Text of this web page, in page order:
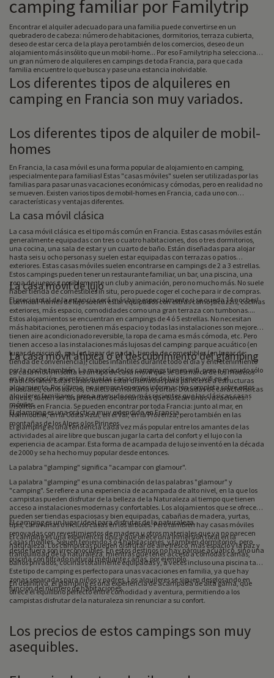
camping familiar por Familytrip
Encontrar el alquiler adecuado para una familia puede convertirse en un
quebradero de cabeza: número de habitaciones, dormitorios, terraza cubierta,
deseo de estar cerca de la playa pero también de los comercios, deseo de un
alojamiento más insólito que un mobil-home... Por eso Familytrip ha seleccionado
un gran número de alquileres en campings de toda Francia, para que cada
familia encuentre lo que busca y pase una estancia inolvidable.
Los diferentes tipos de alquileres en
camping en Francia son muy variados.
Los diferentes tipos de alquiler de mobil-
homes
En Francia, la casa móvil es una forma popular de alojamiento en camping,
¡especialmente para familias! Estas "casas móviles" suelen ser utilizadas por las
familias para pasar unas vacaciones económicas y cómodas, pero en realidad no
se mueven. Existen varios tipos de mobil-homes en Francia, cada uno con
características y ventajas diferentes.
La casa móvil clásica
La casa móvil clásica es el tipo más común en Francia. Estas casas móviles están
generalmente equipadas con tres o cuatro habitaciones, dos o tres dormitorios,
una cocina, una sala de estar y un cuarto de baño. Están diseñadas para alojar
hasta seis u ocho personas y suelen estar equipadas con terrazas o patios
exteriores. Estas casas móviles suelen encontrarse en campings de 2 a 3 estrellas.
Estos campings pueden tener un restaurante familiar, un bar, una piscina, una
zona de juegos y posiblemente un club y animación, pero no mucho más. No suele
haber tienda de comestibles in situ, pero puede coger el coche para ir de compras.
El precio total de la estancia será más bajo especialmente si se queda 14 noches!
La casa móvil de lujo
Los mobil-homes de lujo suelen estar equipados con extras como jacuzzis, cocinas
exteriores, más espacio, comodidades como una gran terraza con tumbonas....
Estos alojamientos se encuentran en campings de 4 ó 5 estrellas. No necesitan
más habitaciones, pero tienen más espacio y todas las instalaciones son mejores:
tienen aire acondicionado reversible, la ropa de cama es más cómoda, etc. Pero
tienen acceso a las instalaciones más lujosas del camping: parque acuático (en
lugar de piscina), spa (en lugar de nada), tienda de comestibles (en lugar de
tienda de conveniencia), clubes infantiles durante todo el día y entretenimiento
por la noche también. La mayoría de los campings tienen wifi, pero a menudo sólo
en la recepción, mientras que las casas móviles de lujo tienen wifi en el
alojamiento. Por último, no siempre tenemos información completa sobre estos
alquileres familiares, pero a menudo son más recientes que las clásicas casas
móviles.
La casa móvil atípica o el descubrimiento del glamping
La casa móvil insólita es un tipo de casa móvil que se desmarca de los modelos
tradicionales. Estas casas suelen estar diseñadas para parecerse a estructuras
inusuales, como barcos, chalets de montaña o yurtas. Dotadas de características
únicas, suelen ser las preferidas de los turistas que buscan unas vacaciones
insólitas en Francia. Se pueden encontrar por toda Francia: junto al mar, en
Noirmoutier, en la Costa Azul, en el Var, en la Provenza, pero también en las
montañas de los Alpes o los Pirineos.
El glamping es una práctica muy extendida en Francia.
El glamping es una tendencia cada vez más popular entre los amantes de las
actividades al aire libre que buscan jugar la carta del confort y el lujo con la
experiencia de acampar. Esta forma de acampada de lujo se inventó en la década
de 2000 y se ha hecho muy popular desde entonces.
La palabra "glamping" significa "acampar con glamour".
La palabra "glamping" es una combinación de las palabras "glamour" y
"camping". Se refiere a una experiencia de acampada de alto nivel, en la que los
campistas pueden disfrutar de la belleza de la Naturaleza al tiempo que tienen
acceso a instalaciones modernas y confortables. Los alojamientos que se ofrecen
pueden ser tiendas espaciosas y bien equipadas, cabañas de madera, yurtas,
tipis, caravanas o incluso casas en los árboles. Pero también hay casas móviles
renovadas con revestimientos de madera u otros materiales que ya no parecen
casas móviles. Siguen teniendo 3 ó 4 habitaciones, y también dormitorios, pero
desde fuera son irreconocibles. En estos destinos no hay parque acuático, sino una
piscina con filtrado natural mediante cañas, por ejemplo.
El camping es un lugar ideal para disfrutar de la naturaleza.
El camping es una experiencia única que ofrece una inmersión total en la
naturaleza. Los campistas pueden disfrutar de aire fresco, más espacio y la paz y
tranquilidad de la naturaleza, mientras que tener acceso a cómodas camas,
baños privados, cocinas totalmente equipadas y, a veces incluso una piscina tan.
Este tipo de camping es perfecto para unas vacaciones en familia, ya que hay
zonas separadas para niños y padres. Los alquileres se siguen desglosando en
función del número de habitaciones.
En definitiva, el glamping es una experiencia de acampada de alta gama, que
ofrece el equilibrio perfecto entre comodidad y aventura, permitiendo a los
campistas disfrutar de la naturaleza sin renunciar a su confort.
Los precios de estos campings son muy
asequibles.